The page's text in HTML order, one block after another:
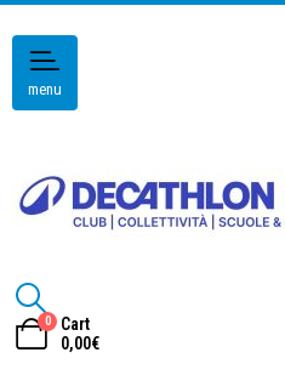
menu
0
Cart
0,00€